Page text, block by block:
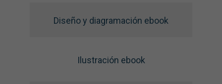
Diseño y diagramación ebook
Ilustración ebook